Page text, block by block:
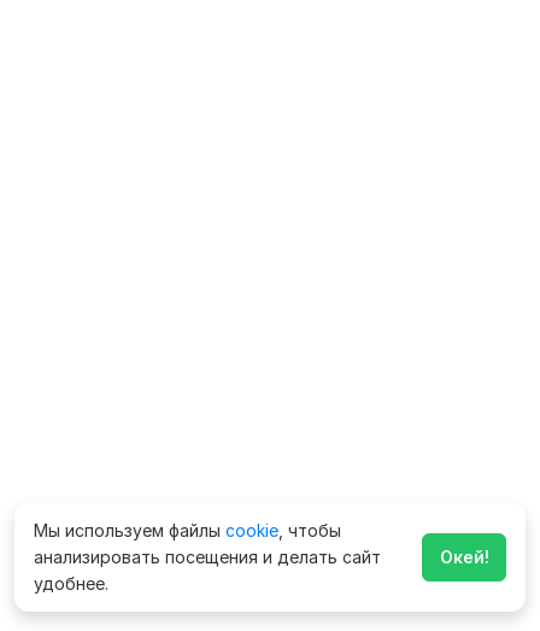
Мы используем файлы cookie , чтобы
анализировать посещения и делать сайт
удобнее.
Окей!